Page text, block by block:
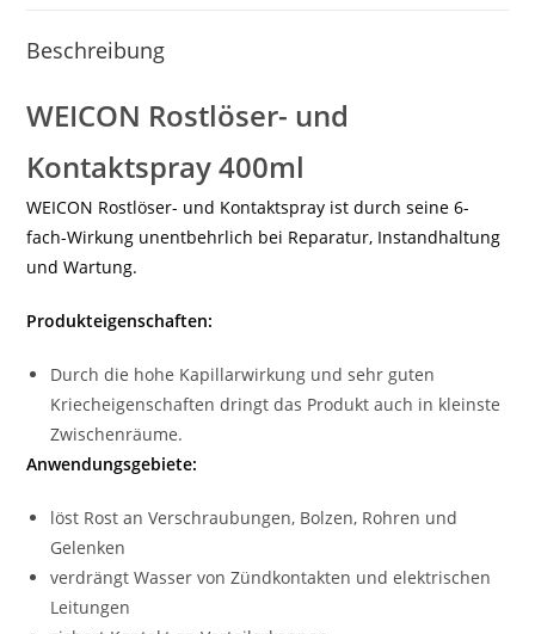
Beschreibung
WEICON Rostlöser- und
Kontaktspray 400ml
WEICON Rostlöser- und Kontaktspray ist durch seine 6-
fach-Wirkung unentbehrlich bei Reparatur, Instandhaltung
und Wartung.
Produkteigenschaften:
Durch die hohe Kapillarwirkung und sehr guten
Kriecheigenschaften dringt das Produkt auch in kleinste
Zwischenräume.
Anwendungsgebiete:
löst Rost an Verschraubungen, Bolzen, Rohren und
Gelenken
verdrängt Wasser von Zündkontakten und elektrischen
Leitungen